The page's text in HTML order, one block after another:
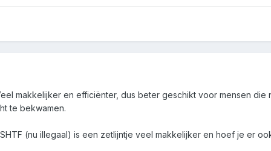
makkelijker en efficiënter, dus beter geschikt voor mensen die
te bekwamen.
(nu illegaal) is een zetlijntje veel makkelijker en hoef je er